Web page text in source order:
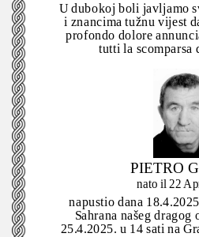
U dubokoj boli javljamo
i znancima tužnu vijest
profondo dolore
tutti la scomparsa
PIETRO
nato il 22
napustio dana
Sahrana našeg dragog
25.4.2025. u 14 sati na